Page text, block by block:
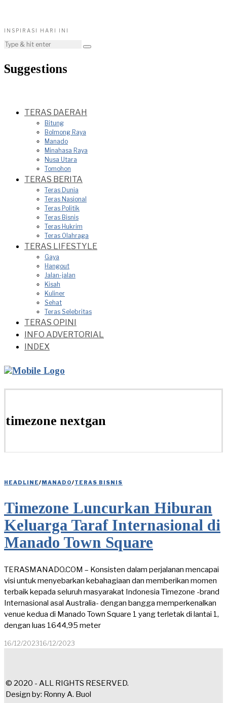
INSPIRASI HARI INI
Suggestions
TERAS DAERAH
Bitung
Bolmong Raya
Manado
Minahasa Raya
Nusa Utara
Tomohon
TERAS BERITA
Teras Dunia
Teras Nasional
Teras Politik
Teras Bisnis
Teras Hukrim
Teras Olahraga
TERAS LIFESTYLE
Gaya
Hangout
Jalan-jalan
Kisah
Kuliner
Sehat
Teras Selebritas
TERAS OPINI
INFO ADVERTORIAL
INDEX
timezone nextgan
HEADLINE/MANADO/TERAS BISNIS
Timezone Luncurkan Hiburan
Keluarga Taraf Internasional di
Manado Town Square
TERASMANADO.COM – Konsisten dalam perjalanan mencapai
visi untuk menyebarkan kebahagiaan dan memberikan momen
terbaik kepada seluruh masyarakat Indonesia Timezone -brand
Internasional asal Australia- dengan bangga memperkenalkan
venue kedua di Manado Town Square 1 yang terletak di lantai 1,
dengan luas 1644,95 meter
16/12/202316/12/2023
© 2020 - ALL RIGHTS RESERVED.
Design by: Ronny A. Buol